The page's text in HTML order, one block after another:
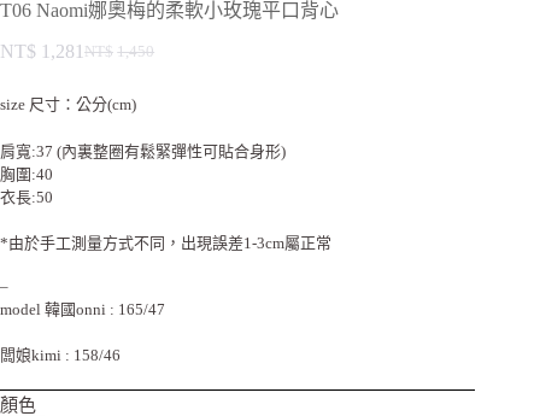
T06 Naomi娜奧梅的柔軟小玫瑰平口背心
NT$ 1,450
NT$ 1,281
size 尺寸：公分(cm)
肩寬:37 (內裏整圈有鬆緊彈性可貼合身形)
胸圍:40
衣長:50
*由於手工測量方式不同，出現誤差1-3cm屬正常
–
model 韓國onni : 165/47
闆娘kimi : 158/46
顏色